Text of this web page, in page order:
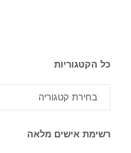
כל הקטגוריות
הקטגוריות
רשימת אישים מלאה